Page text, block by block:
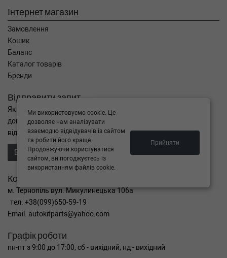
Інтернет магазин
Замовлення
Кошик
Баланс
Каталог товарів
Бренди
Відправити запит
Якщо Ви не знайшли потрібні запчастини, або Вам потрібна
допомога в підборі,
відправте нам запит - ми Вам допоможемо
Відправити запит продавцю
Контакти
м. Тернопіль вул. Микулинецька 106а
тел. +38(099)650-59-19
Email. autokitparts@yahoo.com
Графік роботи
пн-пт з 9:00 до 17:00, сб - вихідний, нд - вихідний
Ми використовуємо cookie. Це
дозволяє нам аналізувати
взаємодію відвідувачів із сайтом
та робити його краще.
Продовжуючи користуватися
сайтом, ви погоджуєтесь із
використанням файлів cookie.
Прийняти